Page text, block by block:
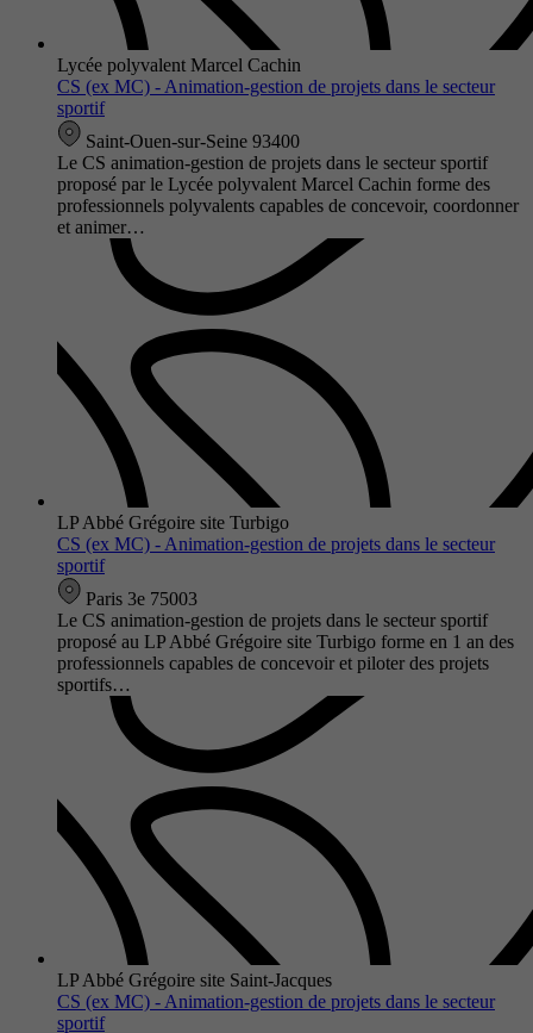
Lycée polyvalent Marcel Cachin
CS (ex MC) - Animation-gestion de projets dans le secteur
sportif
Saint-Ouen-sur-Seine 93400
Le CS animation-gestion de projets dans le secteur sportif
proposé par le Lycée polyvalent Marcel Cachin forme des
professionnels polyvalents capables de concevoir, coordonner
et animer…
LP Abbé Grégoire site Turbigo
CS (ex MC) - Animation-gestion de projets dans le secteur
sportif
Paris 3e 75003
Le CS animation-gestion de projets dans le secteur sportif
proposé au LP Abbé Grégoire site Turbigo forme en 1 an des
professionnels capables de concevoir et piloter des projets
sportifs…
LP Abbé Grégoire site Saint-Jacques
CS (ex MC) - Animation-gestion de projets dans le secteur
sportif